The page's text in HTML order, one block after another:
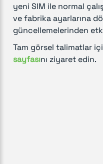
yeni SIM ile normal
ve fabrika ayarlarına
güncellemelerinden
Tam görsel talimatlar
sayfasını ziyaret edin.